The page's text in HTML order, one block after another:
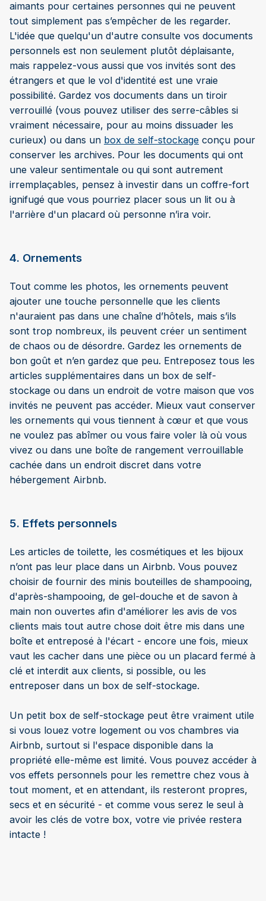
aimants pour certaines personnes qui ne peuvent
tout simplement pas s’empêcher de les regarder.
L'idée que quelqu'un d'autre consulte vos documents
personnels est non seulement plutôt déplaisante,
mais rappelez-vous aussi que vos invités sont des
étrangers et que le vol d'identité est une vraie
possibilité. Gardez vos documents dans un tiroir
verrouillé (vous pouvez utiliser des serre-câbles si
vraiment nécessaire, pour au moins dissuader les
curieux) ou dans un box de self-stockage conçu pour
conserver les archives. Pour les documents qui ont
une valeur sentimentale ou qui sont autrement
irremplaçables, pensez à investir dans un coffre-fort
ignifugé que vous pourriez placer sous un lit ou à
l'arrière d'un placard où personne n’ira voir.
4. Ornements
Tout comme les photos, les ornements peuvent
ajouter une touche personnelle que les clients
n'auraient pas dans une chaîne d’hôtels, mais s’ils
sont trop nombreux, ils peuvent créer un sentiment
de chaos ou de désordre. Gardez les ornements de
bon goût et n’en gardez que peu. Entreposez tous les
articles supplémentaires dans un box de self-
stockage ou dans un endroit de votre maison que vos
invités ne peuvent pas accéder. Mieux vaut conserver
les ornements qui vous tiennent à cœur et que vous
ne voulez pas abîmer ou vous faire voler là où vous
vivez ou dans une boîte de rangement verrouillable
cachée dans un endroit discret dans votre
hébergement Airbnb.
5. Effets personnels
Les articles de toilette, les cosmétiques et les bijoux
n’ont pas leur place dans un Airbnb. Vous pouvez
choisir de fournir des minis bouteilles de shampooing,
d'après-shampooing, de gel-douche et de savon à
main non ouvertes afin d'améliorer les avis de vos
clients mais tout autre chose doit être mis dans une
boîte et entreposé à l'écart - encore une fois, mieux
vaut les cacher dans une pièce ou un placard fermé à
clé et interdit aux clients, si possible, ou les
entreposer dans un box de self-stockage.
Un petit box de self-stockage peut être vraiment utile
si vous louez votre logement ou vos chambres via
Airbnb, surtout si l'espace disponible dans la
propriété elle-même est limité. Vous pouvez accéder à
vos effets personnels pour les remettre chez vous à
tout moment, et en attendant, ils resteront propres,
secs et en sécurité - et comme vous serez le seul à
avoir les clés de votre box, votre vie privée restera
intacte !